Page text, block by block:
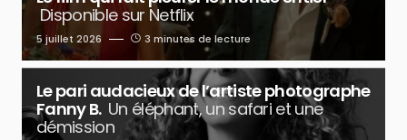
Disponible sur Netflix
5 juillet 2026 3 minutes de lecture
Le pari audacieux de l’artiste photographe
Fanny B. Un éléphant, un safari et une
démission